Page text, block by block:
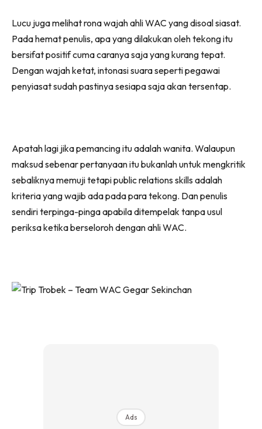
Lucu juga melihat rona wajah ahli WAC yang disoal siasat.
Pada hemat penulis, apa yang dilakukan oleh tekong itu
bersifat positif cuma caranya saja yang kurang tepat.
Dengan wajah ketat, intonasi suara seperti pegawai
penyiasat sudah pastinya sesiapa saja akan tersentap.
Apatah lagi jika pemancing itu adalah wanita. Walaupun
maksud sebenar pertanyaan itu bukanlah untuk mengkritik
sebaliknya memuji tetapi public relations skills adalah
kriteria yang wajib ada pada para tekong. Dan penulis
sendiri terpinga-pinga apabila ditempelak tanpa usul
periksa ketika berseloroh dengan ahli WAC.
Ads